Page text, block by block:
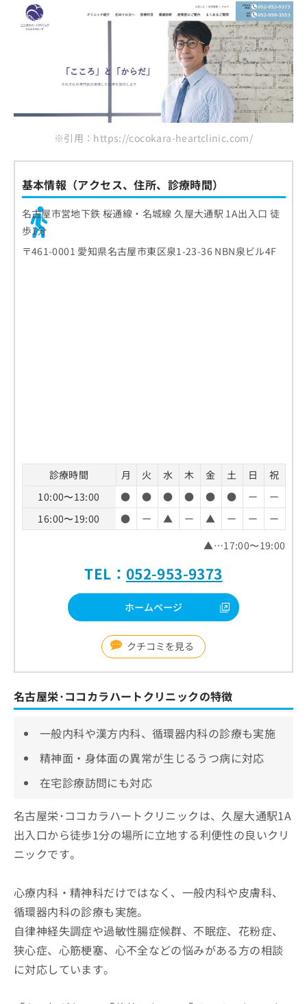
※引用：https://cocokara-heartclinic.com/
基本情報（アクセス、住所、診療時間）
名古屋市営地下鉄 桜通線・名城線 久屋大通駅 1A出入口 徒
歩1分
〒461-0001 愛知県名古屋市東区泉1-23-36 NBN泉ビル4F
診療時間 月 火 水 木 金 土 日
祝
10:00〜13:00
● ● ● ● ● ● ー
ー
16:00〜19:00
● ー ▲ ー ▲ ー ー
ー
▲…17:00〜19:00
TEL： 052-953-9373
ホームページ
クチコミを見る
名古屋栄･ココカラハートクリニックの特徴
一般内科や漢方内科、循環器内科の診療も実施
精神面・身体面の異常が生じるうつ病に対応
在宅診療訪問にも対応
名古屋栄･ココカラハートクリニックは、久屋大通駅1A
出入口から徒歩1分の場所に立地する利便性の良いクリ
ニックです。
心療内科・精神科だけではなく、一般内科や皮膚科、
循環器内科の診療も実施。
自律神経失調症や過敏性腸症候群、不眠症、花粉症、
狭心症、心筋梗塞、心不全などの悩みがある方の相談
に対応しています。